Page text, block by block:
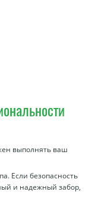
выполнять ваш
Если безопасность
и надежный забор,